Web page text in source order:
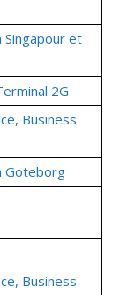
Singapour et
2G
Business
Goteborg
Business